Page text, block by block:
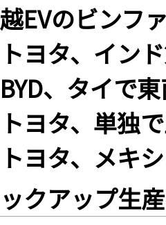
越EVのビンフ
トヨタ、イン
BYD、タイで
トヨタ、単独
トヨタ、メキ
ックアップ生